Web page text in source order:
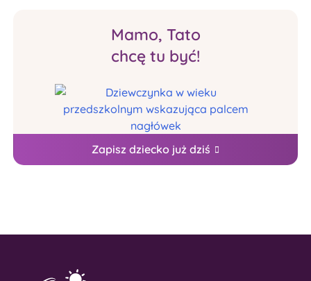
Mamo, Tato
chcę tu być!
Zapisz dziecko już dziś